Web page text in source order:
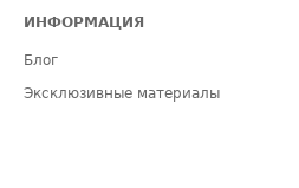
ИНФОРМАЦИЯ
Блог
Эксклюзивные материалы